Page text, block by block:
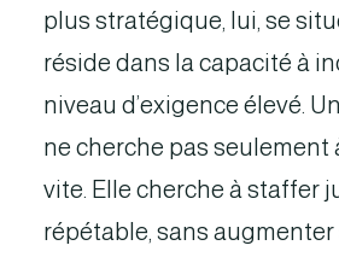
plus stratégique, lui, se
réside dans la capacité à
niveau d’exigence élevé.
ne cherche pas seulement
vite. Elle cherche à staffer
répétable, sans